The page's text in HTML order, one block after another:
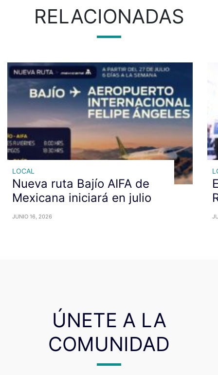
RELACIONADAS
LOCAL
Nueva ruta Bajío AIFA de
Mexicana iniciará en julio
JUNIO 16, 2026
ÚNETE A LA
COMUNIDAD